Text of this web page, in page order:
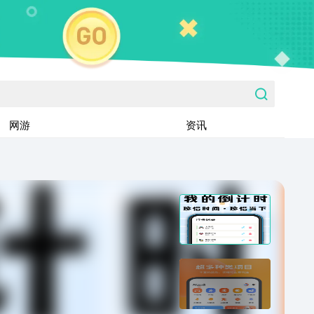
网游 资讯